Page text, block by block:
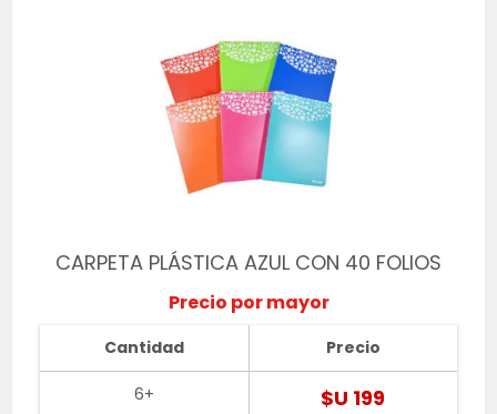
CARPETA PLÁSTICA AZUL CON 40 FOLIOS
Precio por mayor
Cantidad
6+
Precio
$U 199